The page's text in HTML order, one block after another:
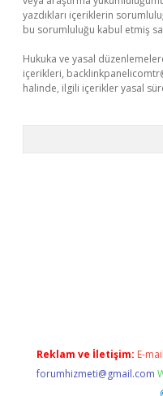
yazdıkları içeriklerin
bu sorumluluğu kabul etmiş
Hukuka ve yasal
içerikleri,
halinde, ilgili içerikler yasal
Reklam ve İletişim: E-
forumhizmeti@gmail.com